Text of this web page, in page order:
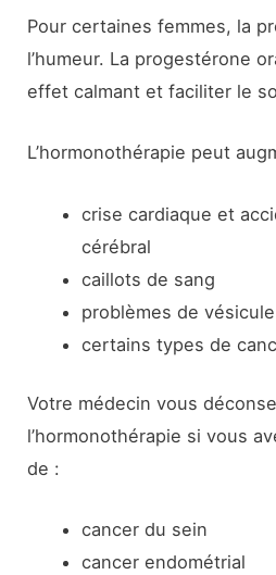
Pour certaines femmes, la
l’humeur. La progestérone
effet calmant et faciliter le
L’hormonothérapie peut
crise cardiaque et
cérébral
caillots de sang
problèmes de
certains types de
Votre médecin vous
l’hormonothérapie si vous
de :
cancer du sein
cancer endométrial